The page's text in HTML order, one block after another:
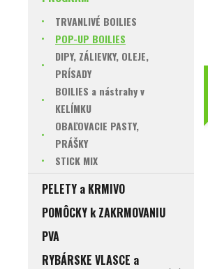
TRVANLIVÉ BOILIES
POP-UP BOILIES
DIPY, ZÁLIEVKY, OLEJE,
PRÍSADY
BOILIES a nástrahy v
KELÍMKU
OBAĽOVACIE PASTY,
PRÁŠKY
STICK MIX
PELETY a KRMIVO
POMÔCKY k ZAKRMOVANIU
PVA
RYBÁRSKE VLASCE a